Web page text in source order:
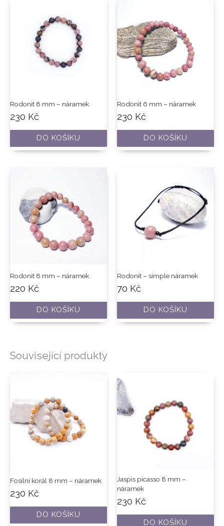
Rodonit 8 mm – náramek
230 Kč
DO KOŠÍKU
Rodonit 6 mm – náramek
230 Kč
DO KOŠÍKU
Rodonit 8 mm – náramek
220 Kč
DO KOŠÍKU
Rodonit – simple náramek
70 Kč
DO KOŠÍKU
Související produkty
Fosilní korál 8 mm – náramek
230 Kč
DO KOŠÍKU
Jaspis picasso 8 mm –
náramek
230 Kč
DO KOŠÍKU